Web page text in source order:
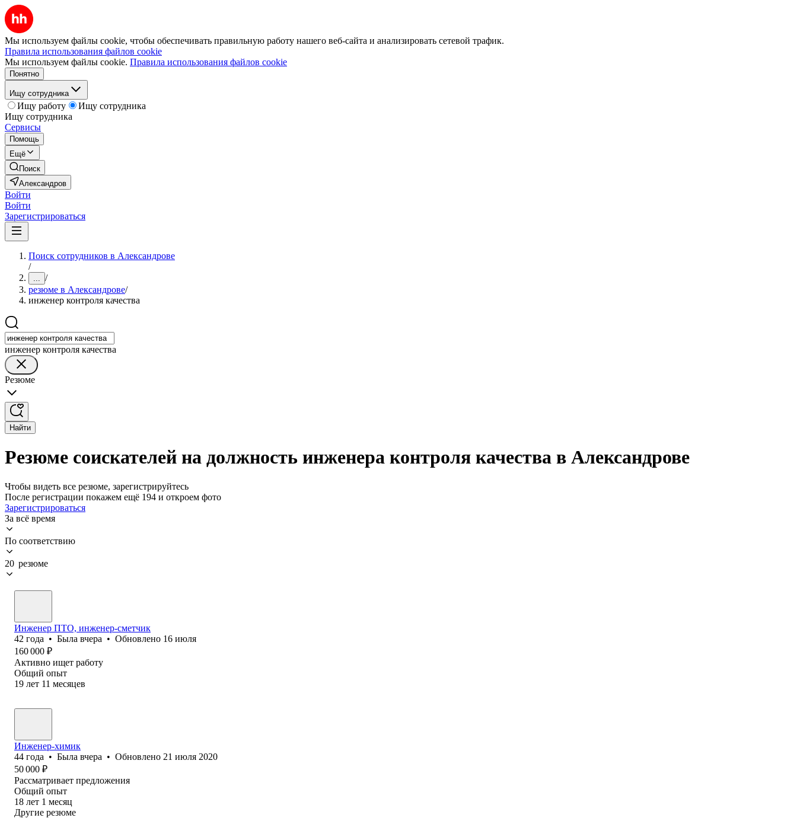
Мы используем файлы cookie, чтобы обеспечивать правильную работу нашего веб-сайта и анализировать сетевой трафик.
Правила использования файлов cookie
Мы используем файлы cookie. Правила использования файлов cookie
Понятно
Ищу сотрудника
Ищу работу
Ищу сотрудника
Ищу сотрудника
Сервисы
Помощь
Ещё
Поиск
Александров
Войти
Войти
Зарегистрироваться
Поиск сотрудников в Александрове
/
... /
резюме в Александрове/
инженер контроля качества
инженер контроля качества
Резюме
Найти
Резюме соискателей на должность инженера контроля качества в Александрове
Чтобы видеть все резюме, зарегистрируйтесь
После регистрации покажем ещё 194 и откроем фото
Зарегистрироваться
За всё время
По соответствию
20 резюме
Инженер ПТО, инженер-сметчик
42 года • Была вчера • Обновлено 16 июля
160 000 ₽
Активно ищет работу
Общий опыт
19 лет 11 месяцев
Инженер-химик
44 года • Была вчера • Обновлено 21 июля 2020
50 000 ₽
Рассматривает предложения
Общий опыт
18 лет 1 месяц
Другие резюме